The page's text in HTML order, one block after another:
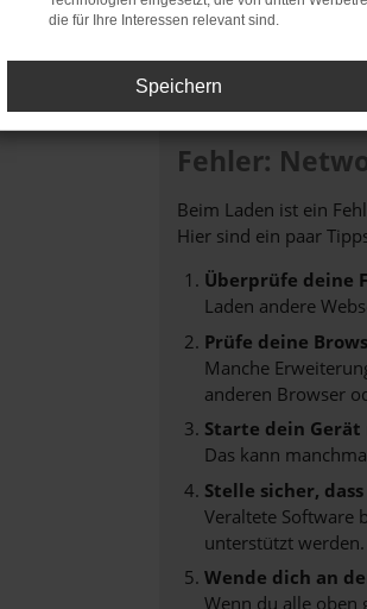
Fehler:
Beim Laden ist ein
Hier sind ein paar
Überprüfe deine
Laden andere
Prüfe deine
Manche
anderen Browser
Starte dein Gerät
Das kann
Stelle sicher,
Veraltete Software
unterstützt werden.
Wende dich an
Wenn du alle oben
die für Ihre Interessen relevant sind.
Speichern